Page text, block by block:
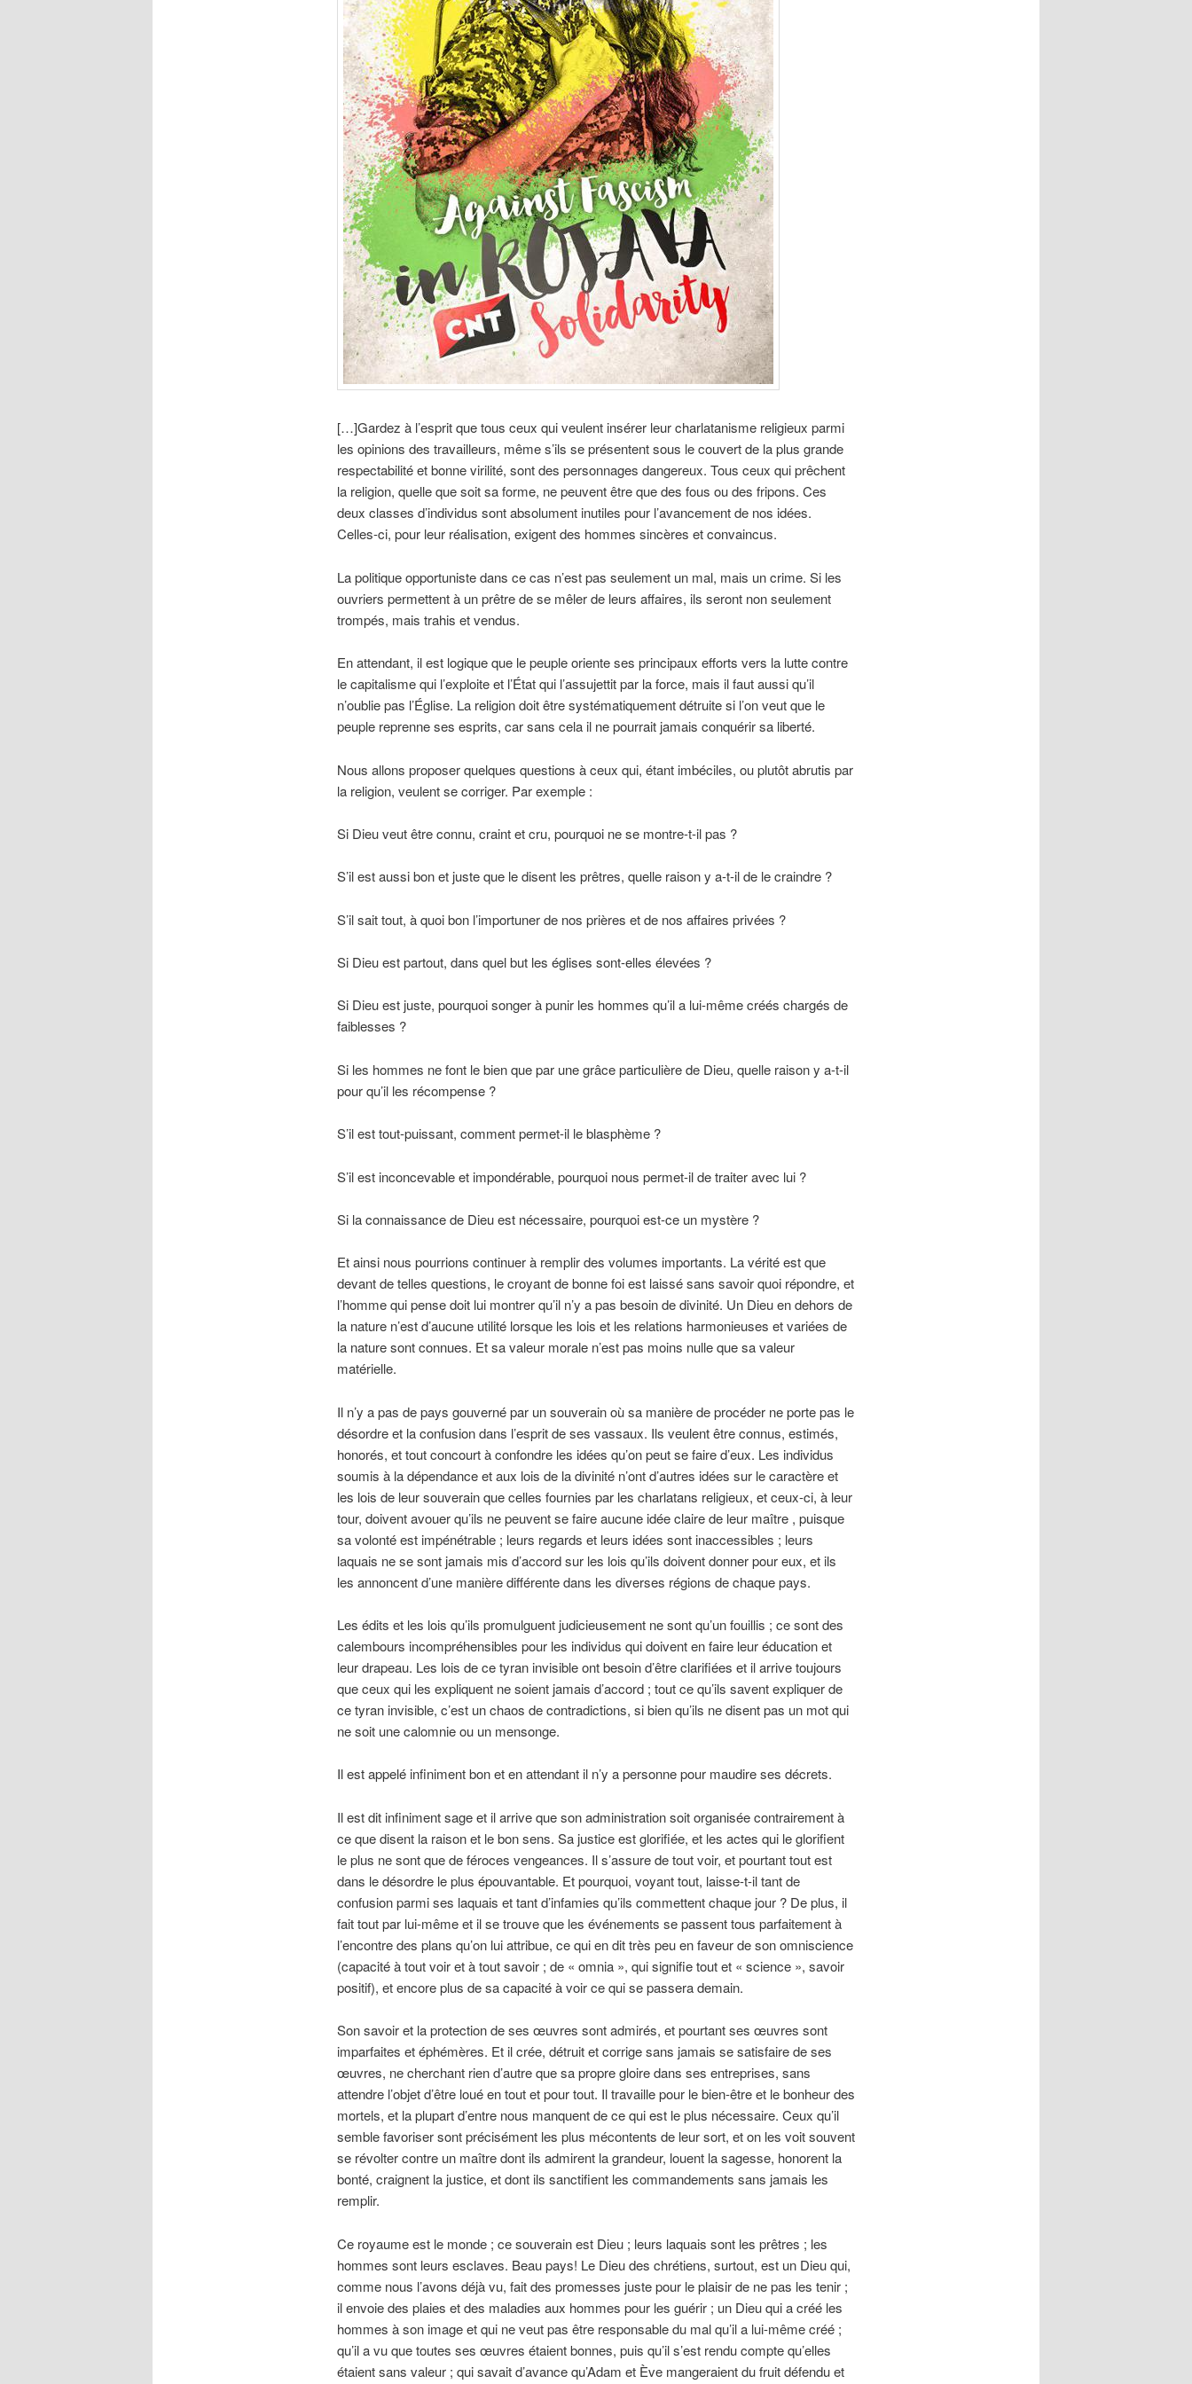
[…]Gardez à l’esprit que tous ceux qui veulent insérer leur charlatanisme religieux parmi
les opinions des travailleurs, même s’ils se présentent sous le couvert de la plus grande
respectabilité et bonne virilité, sont des personnages dangereux. Tous ceux qui prêchent
la religion, quelle que soit sa forme, ne peuvent être que des fous ou des fripons. Ces
deux classes d’individus sont absolument inutiles pour l’avancement de nos idées.
Celles-ci, pour leur réalisation, exigent des hommes sincères et convaincus.
La politique opportuniste dans ce cas n’est pas seulement un mal, mais un crime. Si les
ouvriers permettent à un prêtre de se mêler de leurs affaires, ils seront non seulement
trompés, mais trahis et vendus.
En attendant, il est logique que le peuple oriente ses principaux efforts vers la lutte contre
le capitalisme qui l’exploite et l’État qui l’assujettit par la force, mais il faut aussi qu’il
n’oublie pas l’Église. La religion doit être systématiquement détruite si l’on veut que le
peuple reprenne ses esprits, car sans cela il ne pourrait jamais conquérir sa liberté.
Nous allons proposer quelques questions à ceux qui, étant imbéciles, ou plutôt abrutis par
la religion, veulent se corriger. Par exemple :
Si Dieu veut être connu, craint et cru, pourquoi ne se montre-t-il pas ?
S’il est aussi bon et juste que le disent les prêtres, quelle raison y a-t-il de le craindre ?
S’il sait tout, à quoi bon l’importuner de nos prières et de nos affaires privées ?
Si Dieu est partout, dans quel but les églises sont-elles élevées ?
Si Dieu est juste, pourquoi songer à punir les hommes qu’il a lui-même créés chargés de
faiblesses ?
Si les hommes ne font le bien que par une grâce particulière de Dieu, quelle raison y a-t-il
pour qu’il les récompense ?
S’il est tout-puissant, comment permet-il le blasphème ?
S’il est inconcevable et impondérable, pourquoi nous permet-il de traiter avec lui ?
Si la connaissance de Dieu est nécessaire, pourquoi est-ce un mystère ?
Et ainsi nous pourrions continuer à remplir des volumes importants. La vérité est que
devant de telles questions, le croyant de bonne foi est laissé sans savoir quoi répondre, et
l’homme qui pense doit lui montrer qu’il n’y a pas besoin de divinité. Un Dieu en dehors de
la nature n’est d’aucune utilité lorsque les lois et les relations harmonieuses et variées de
la nature sont connues. Et sa valeur morale n’est pas moins nulle que sa valeur
matérielle.
Il n’y a pas de pays gouverné par un souverain où sa manière de procéder ne porte pas le
désordre et la confusion dans l’esprit de ses vassaux. Ils veulent être connus, estimés,
honorés, et tout concourt à confondre les idées qu’on peut se faire d’eux. Les individus
soumis à la dépendance et aux lois de la divinité n’ont d’autres idées sur le caractère et
les lois de leur souverain que celles fournies par les charlatans religieux, et ceux-ci, à leur
tour, doivent avouer qu’ils ne peuvent se faire aucune idée claire de leur maître , puisque
sa volonté est impénétrable ; leurs regards et leurs idées sont inaccessibles ; leurs
laquais ne se sont jamais mis d’accord sur les lois qu’ils doivent donner pour eux, et ils
les annoncent d’une manière différente dans les diverses régions de chaque pays.
Les édits et les lois qu’ils promulguent judicieusement ne sont qu’un fouillis ; ce sont des
calembours incompréhensibles pour les individus qui doivent en faire leur éducation et
leur drapeau. Les lois de ce tyran invisible ont besoin d’être clarifiées et il arrive toujours
que ceux qui les expliquent ne soient jamais d’accord ; tout ce qu’ils savent expliquer de
ce tyran invisible, c’est un chaos de contradictions, si bien qu’ils ne disent pas un mot qui
ne soit une calomnie ou un mensonge.
Il est appelé infiniment bon et en attendant il n’y a personne pour maudire ses décrets.
Il est dit infiniment sage et il arrive que son administration soit organisée contrairement à
ce que disent la raison et le bon sens. Sa justice est glorifiée, et les actes qui le glorifient
le plus ne sont que de féroces vengeances. Il s’assure de tout voir, et pourtant tout est
dans le désordre le plus épouvantable. Et pourquoi, voyant tout, laisse-t-il tant de
confusion parmi ses laquais et tant d’infamies qu’ils commettent chaque jour ? De plus, il
fait tout par lui-même et il se trouve que les événements se passent tous parfaitement à
l’encontre des plans qu’on lui attribue, ce qui en dit très peu en faveur de son omniscience
(capacité à tout voir et à tout savoir ; de « omnia », qui signifie tout et « science », savoir
positif), et encore plus de sa capacité à voir ce qui se passera demain.
Son savoir et la protection de ses œuvres sont admirés, et pourtant ses œuvres sont
imparfaites et éphémères. Et il crée, détruit et corrige sans jamais se satisfaire de ses
œuvres, ne cherchant rien d’autre que sa propre gloire dans ses entreprises, sans
attendre l’objet d’être loué en tout et pour tout. Il travaille pour le bien-être et le bonheur des
mortels, et la plupart d’entre nous manquent de ce qui est le plus nécessaire. Ceux qu’il
semble favoriser sont précisément les plus mécontents de leur sort, et on les voit souvent
se révolter contre un maître dont ils admirent la grandeur, louent la sagesse, honorent la
bonté, craignent la justice, et dont ils sanctifient les commandements sans jamais les
remplir.
Ce royaume est le monde ; ce souverain est Dieu ; leurs laquais sont les prêtres ; les
hommes sont leurs esclaves. Beau pays! Le Dieu des chrétiens, surtout, est un Dieu qui,
comme nous l’avons déjà vu, fait des promesses juste pour le plaisir de ne pas les tenir ;
il envoie des plaies et des maladies aux hommes pour les guérir ; un Dieu qui a créé les
hommes à son image et qui ne veut pas être responsable du mal qu’il a lui-même créé ;
qu’il a vu que toutes ses œuvres étaient bonnes, puis qu’il s’est rendu compte qu’elles
étaient sans valeur ; qui savait d’avance qu’Adam et Ève mangeraient du fruit défendu et